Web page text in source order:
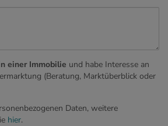
einer Immobilie und habe Interesse an
(Beratung, Marktüberblick oder
Daten, weitere
hier.